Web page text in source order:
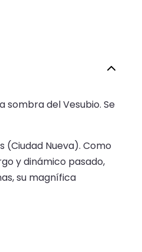
sombra del Vesubio. Se
(Ciudad Nueva). Como
y dinámico pasado,
su magnífica